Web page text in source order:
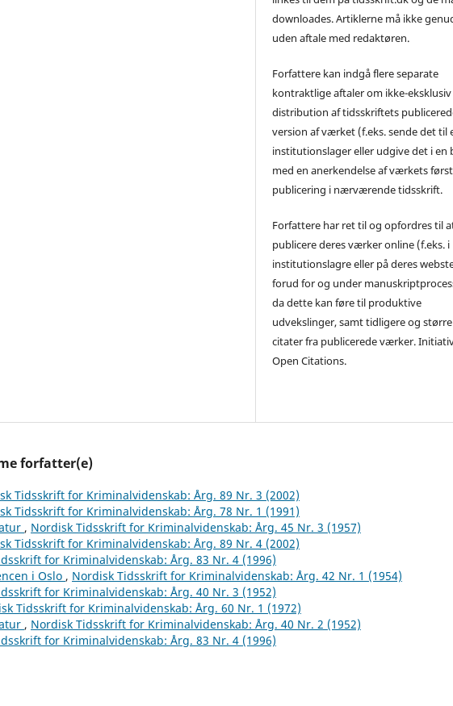
downloades. Artiklerne må ikke
uden aftale med redaktøren.
Forfattere kan indgå flere separate
kontraktlige aftaler om ikke-eksklusiv
distribution af tidsskriftets
version af værket (f.eks. sende det til
institutionslager eller udgive det i en
med en anerkendelse af værkets
publicering i nærværende tidsskrift.
Forfattere har ret til og opfordres til
publicere deres værker online (f.eks. i
institutionslagre eller på deres
forud for og under
da dette kan føre til produktive
udvekslinger, samt tidligere og større
citater fra publicerede værker.
Open Citations.
forfatter(e)
Tidsskrift for Kriminalvidenskab: Årg. 89 Nr. 3 (2002)
Tidsskrift for Kriminalvidenskab: Årg. 78 Nr. 1 (1991)
, Nordisk Tidsskrift for Kriminalvidenskab: Årg. 45 Nr. 3 (1957)
Tidsskrift for Kriminalvidenskab: Årg. 89 Nr. 4 (2002)
for Kriminalvidenskab: Årg. 83 Nr. 4 (1996)
i Oslo , Nordisk Tidsskrift for Kriminalvidenskab: Årg. 42 Nr. 1 (1954)
for Kriminalvidenskab: Årg. 40 Nr. 3 (1952)
Tidsskrift for Kriminalvidenskab: Årg. 60 Nr. 1 (1972)
, Nordisk Tidsskrift for Kriminalvidenskab: Årg. 40 Nr. 2 (1952)
for Kriminalvidenskab: Årg. 83 Nr. 4 (1996)